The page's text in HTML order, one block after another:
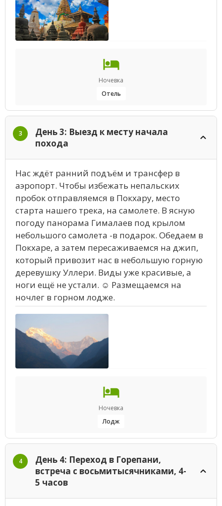
Ночевка
Отель
3
День 3: Выезд к месту начала
похода
Нас ждёт ранний подъём и трансфер в
аэропорт. Чтобы избежать непальских
пробок отправляемся в Покхару, место
старта нашего трека, на самолете. В ясную
погоду панорама Гималаев под крылом
небольшого самолета -в подарок. Обедаем в
Покхаре, а затем пересаживаемся на джип,
который привозит нас в небольшую горную
деревушку Уллери. Виды уже красивые, а
ноги ещё не устали. ☺ Размещаемся на
ночлег в горном лодже.
Ночевка
Лодж
4
День 4: Переход в Горепани,
встреча с восьмитысячниками, 4-
5 часов